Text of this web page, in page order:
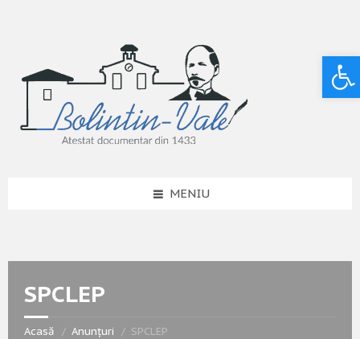
MENIU
SPCLEP
Acasă Anunțuri SPCLEP
Deschide bara de unelte